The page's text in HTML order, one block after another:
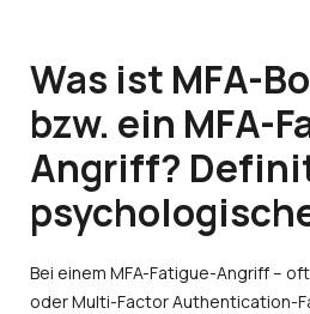
Was ist MFA-
bzw. ein MFA-
Angriff?
Bei einem MFA-Fatigue-Angriff –
oder Multi-Factor Authentication-